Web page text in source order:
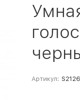
Артикул: